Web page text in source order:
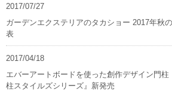
2017/07/27
ガーデンエクステリアのタカショー 2017年秋
表
2017/04/18
エバーアートボードを使った創作デザイン門
柱スタイルズシリーズ』新発売